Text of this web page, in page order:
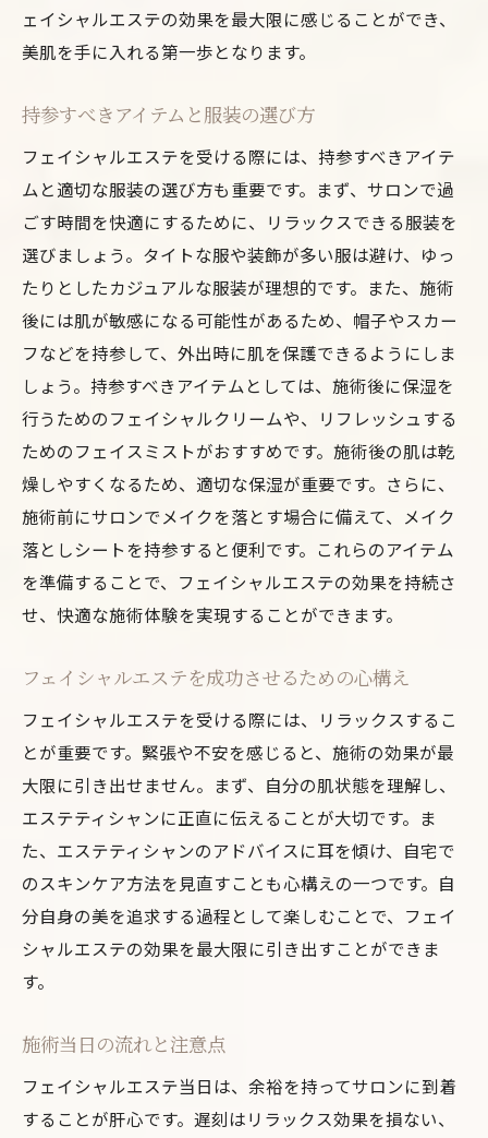
ェイシャルエステの効果を最大限に感じることができ、
美肌を手に入れる第一歩となります。
持参すべきアイテムと服装の選び方
フェイシャルエステを受ける際には、持参すべきアイテ
ムと適切な服装の選び方も重要です。まず、サロンで過
ごす時間を快適にするために、リラックスできる服装を
選びましょう。タイトな服や装飾が多い服は避け、ゆっ
たりとしたカジュアルな服装が理想的です。また、施術
後には肌が敏感になる可能性があるため、帽子やスカー
フなどを持参して、外出時に肌を保護できるようにしま
しょう。持参すべきアイテムとしては、施術後に保湿を
行うためのフェイシャルクリームや、リフレッシュする
ためのフェイスミストがおすすめです。施術後の肌は乾
燥しやすくなるため、適切な保湿が重要です。さらに、
施術前にサロンでメイクを落とす場合に備えて、メイク
落としシートを持参すると便利です。これらのアイテム
を準備することで、フェイシャルエステの効果を持続さ
せ、快適な施術体験を実現することができます。
フェイシャルエステを成功させるための心構え
フェイシャルエステを受ける際には、リラックスするこ
とが重要です。緊張や不安を感じると、施術の効果が最
大限に引き出せません。まず、自分の肌状態を理解し、
エステティシャンに正直に伝えることが大切です。ま
た、エステティシャンのアドバイスに耳を傾け、自宅で
のスキンケア方法を見直すことも心構えの一つです。自
分自身の美を追求する過程として楽しむことで、フェイ
シャルエステの効果を最大限に引き出すことができま
す。
施術当日の流れと注意点
フェイシャルエステ当日は、余裕を持ってサロンに到着
することが肝心です。遅刻はリラックス効果を損ない、